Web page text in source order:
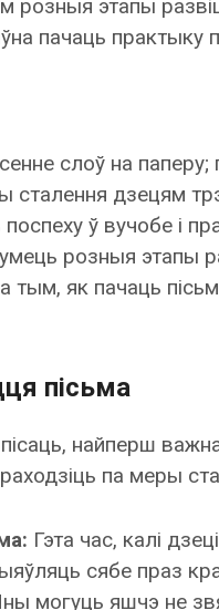
розныя этапы
пачаць практыку
слоў на
сталення дзецям
ў вучобе і
розныя этапы
тым, як пачаць
пісьма
найперш
па меры
Гэта час, калі
сябе праз
могуць яшчэ не